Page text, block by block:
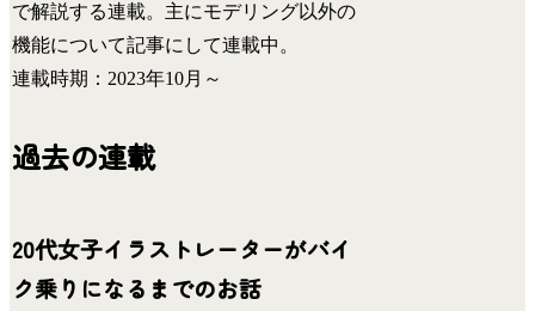
で解説する連載。主にモデリング以外の
機能について記事にして連載中。
連載時期：2023年10月～
過去の連載
20代女子イラストレーターがバイ
ク乗りになるまでのお話